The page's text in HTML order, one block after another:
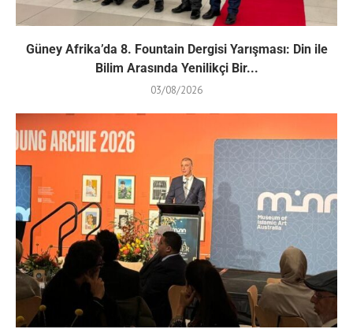
Güney Afrika’da 8. Fountain Dergisi Yarışması: Din ile
Bilim Arasında Yenilikçi Bir...
03/08/2026